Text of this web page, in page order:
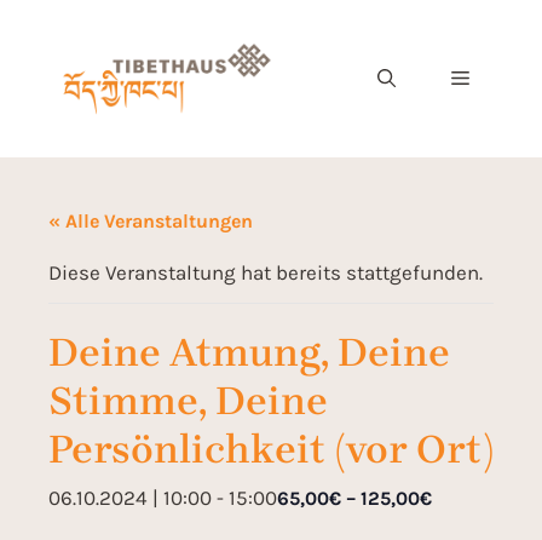
« Alle Veranstaltungen
Diese Veranstaltung hat bereits stattgefunden.
Deine Atmung, Deine
Stimme, Deine
Persönlichkeit (vor Ort)
06.10.2024 | 10:00 - 15:0065,00€ – 125,00€